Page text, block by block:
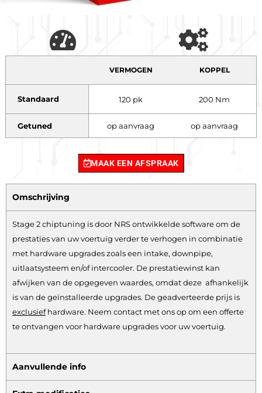
VERMOGEN KOPPEL
Standaard 120 pk 200 Nm
Getuned op aanvraag op aanvraag
MAAK EEN AFSPRAAK
Omschrijving
Stage 2 chiptuning is door NRS ontwikkelde software om de
prestaties van uw voertuig verder te verhogen in combinatie
met hardware upgrades zoals een intake, downpipe,
uitlaatsysteem en/of intercooler. De prestatiewinst kan
afwijken van de opgegeven waardes, omdat deze afhankelijk
is van de geïnstalleerde upgrades. De geadverteerde prijs is
exclusiefhardware. Neem contact met ons op om een offerte
te ontvangen voor hardware upgrades voor uw voertuig.
Aanvullende info